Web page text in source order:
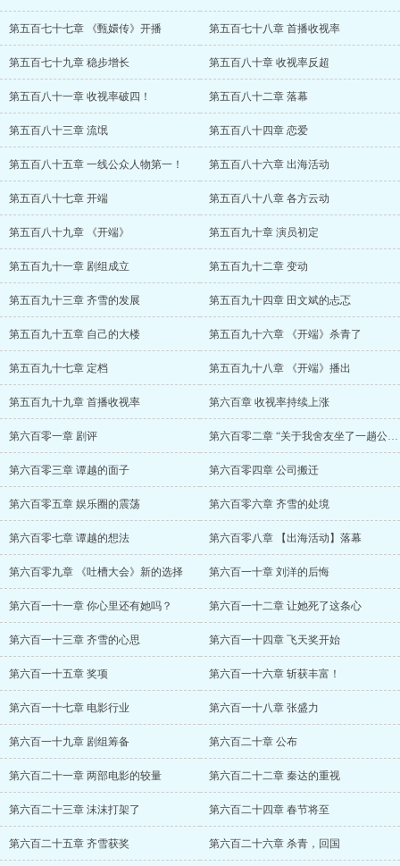
第五百七十七章 《甄嬛传》开播 第五百七十八章 首播收视率
第五百七十九章 稳步增长 第五百八十章 收视率反超
第五百八十一章 收视率破四！ 第五百八十二章 落幕
第五百八十三章 流氓 第五百八十四章 恋爱
第五百八十五章 一线公众人物第一！ 第五百八十六章 出海活动
第五百八十七章 开端 第五百八十八章 各方云动
第五百八十九章 《开端》 第五百九十章 演员初定
第五百九十一章 剧组成立 第五百九十二章 变动
第五百九十三章 齐雪的发展 第五百九十四章 田文斌的忐忑
第五百九十五章 自己的大楼 第五百九十六章 《开端》杀青了
第五百九十七章 定档 第五百九十八章 《开端》播出
第五百九十九章 首播收视率 第六百章 收视率持续上涨
第六百零一章 剧评 第六百零二章 “关于我舍友坐了一趟公交车
第六百零三章 谭越的面子 第六百零四章 公司搬迁
第六百零五章 娱乐圈的震荡 第六百零六章 齐雪的处境
第六百零七章 谭越的想法 第六百零八章 【出海活动】落幕
第六百零九章 《吐槽大会》新的选择 第六百一十章 刘洋的后悔
第六百一十一章 你心里还有她吗？ 第六百一十二章 让她死了这条心
第六百一十三章 齐雪的心思 第六百一十四章 飞天奖开始
第六百一十五章 奖项 第六百一十六章 斩获丰富！
第六百一十七章 电影行业 第六百一十八章 张盛力
第六百一十九章 剧组筹备 第六百二十章 公布
第六百二十一章 两部电影的较量 第六百二十二章 秦达的重视
第六百二十三章 沫沫打架了 第六百二十四章 春节将至
第六百二十五章 齐雪获奖 第六百二十六章 杀青，回国